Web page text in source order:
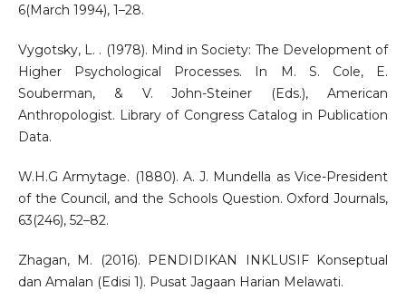
6(March 1994), 1–28.
Vygotsky, L. . (1978). Mind in Society: The Development of
Higher Psychological Processes. In M. S. Cole, E.
Souberman, & V. John-Steiner (Eds.), American
Anthropologist. Library of Congress Catalog in Publication
Data.
W.H.G Armytage. (1880). A. J. Mundella as Vice-President
of the Council, and the Schools Question. Oxford Journals,
63(246), 52–82.
Zhagan, M. (2016). PENDIDIKAN INKLUSIF Konseptual
dan Amalan (Edisi 1). Pusat Jagaan Harian Melawati.